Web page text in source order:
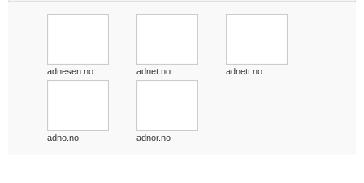
adnesen.no adnet.no adnett.no
adno.no adnor.no